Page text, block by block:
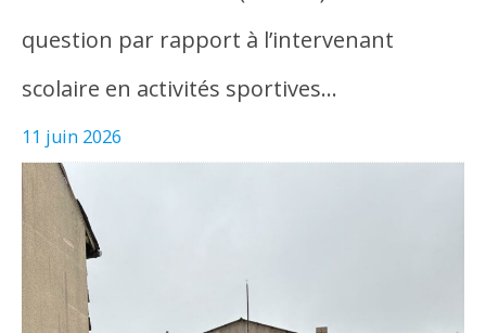
question par rapport à l’intervenant
scolaire en activités sportives…
11 juin 2026